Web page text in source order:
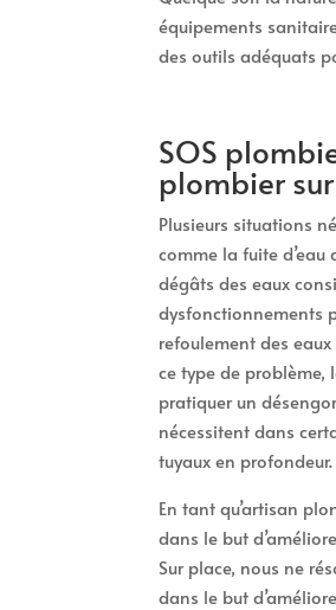
équipements
des outils adéquats
SOS
plombier
Plusieurs situations
comme la fuite
dégâts des eaux
dysfonctionnements
refoulement des
ce type de problème,
pratiquer un
nécessitent dans
tuyaux en profondeur.
En tant qu’artisan
dans le but
Sur place, nous ne
dans le but